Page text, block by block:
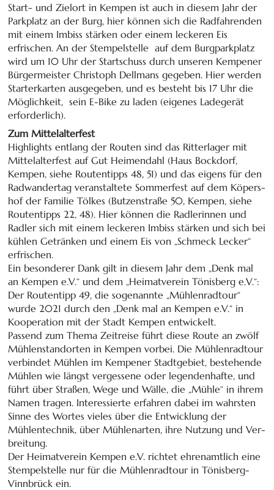
Start- und Zielort in Kempen ist auch in diesem Jahr der
Park­platz an der Burg, hier können sich die Rad­fah­ren­den
mit einem Imbiss stärken oder einem leckeren Eis
erfrischen. An der Stempel­stelle auf dem Burg­park­platz
wird um 10 Uhr der Start­schuss durch unseren Kempener
Bürger­meister Christoph Dellmans gegeben. Hier werden
Starter­karten aus­ge­geben, und es besteht bis 17 Uhr die
Mög­lich­keit, sein E-Bike zu laden (eigenes Lade­gerät
erforderlich).
Zum Mittelalterfest
Highlights entlang der Routen sind das Ritter­lager mit
Mittel­alter­fest auf Gut Heimen­dahl (Haus Bockdorf,
Kempen, siehe Routentipps 48, 51) und das eigens für den
Rad­wander­tag veran­stal­tete Sommer­fest auf dem Köpers­
hof der Familie Tölkes (Butzenstraße 50, Kempen, siehe
Routentipps 22, 48). Hier können die Radle­rin­nen und
Radler sich mit einem leckeren Imbiss stärken und sich bei
kühlen Getränken und einem Eis von „Schmeck Lecker“
erfrischen.
Ein besonderer Dank gilt in diesem Jahr dem „Denk mal
an Kempen e.V.“ und dem „Heimatverein Tönisberg e.V.“:
Der Routen­tipp 49, die sogenannte „Mühlen­rad­tour“
wurde 2021 durch den „Denk mal an Kempen e.V.“ in
Kooperation mit der Stadt Kempen ent­wickelt.
Passend zum Thema Zeitreise führt diese Route an zwölf
Mühlen­stand­orten in Kempen vorbei. Die Mühlen­rad­tour
verbindet Mühlen im Kempener Stadt­gebiet, bestehende
Mühlen wie längst ver­ges­sene oder legen­den­hafte, und
führt über Straßen, Wege und Wälle, die „Mühle“ in ihrem
Namen tragen. Inter­essierte erfahren dabei im wahrsten
Sinne des Wortes vieles über die Ent­wick­lung der
Mühlen­technik, über Mühlen­arten, ihre Nutzung und Ver­
breitung.
Der Heimat­verein Kempen e.V. richtet ehren­amt­lich eine
Stempel­stelle nur für die Mühlen­rad­tour in Tönisberg-
Vinnbrück ein.